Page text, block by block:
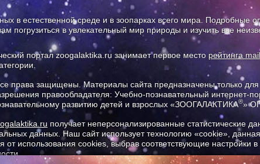
в естественной среде и в зоопарках всего мира. Подробные
погрузиться в увлекательный мир природы и изучить все
портал zoogalaktika.ru занимает первое место рейтинга
права защищены. Материалы сайта предназначены только
правообладателя: Учебно-познавательный интернет-
развитию детей и взрослых «ЗООГАЛАКТИКА®»
получает неперсонализированные статистические
данных. Наш сайт использует технологию «cookie»,
от использования cookies, выбрав соответствующие